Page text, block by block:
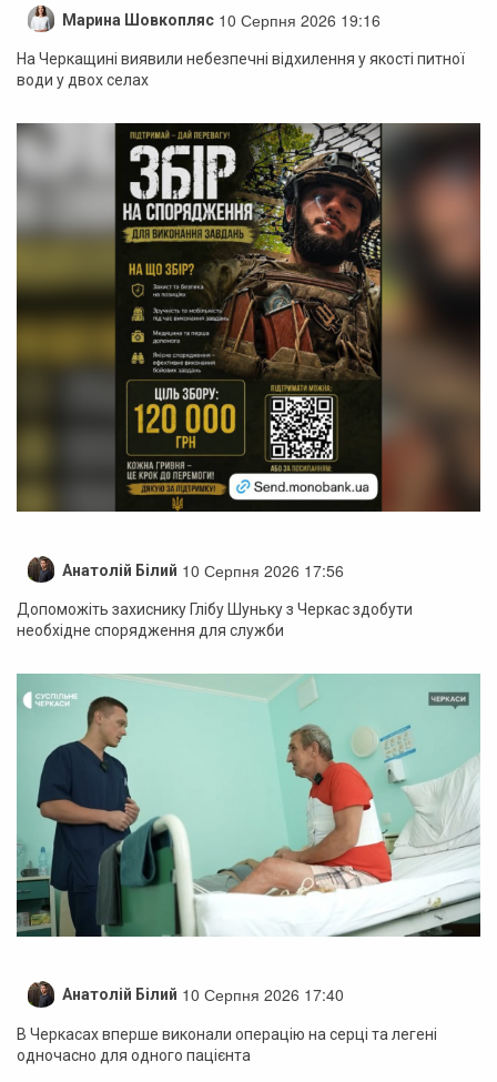
Марина Шовкопляс 10 Серпня 2026 19:16
На Черкащині виявили небезпечні відхилення у якості питної
води у двох селах
Анатолій Білий 10 Серпня 2026 17:56
Допоможіть захиснику Глібу Шуньку з Черкас здобути
необхідне спорядження для служби
Анатолій Білий 10 Серпня 2026 17:40
В Черкасах вперше виконали операцію на серці та легені
одночасно для одного пацієнта